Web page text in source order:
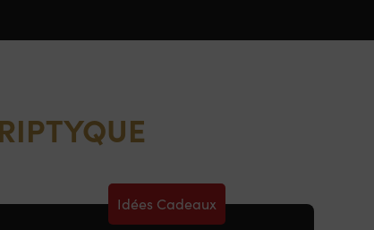
Idées Cadeaux